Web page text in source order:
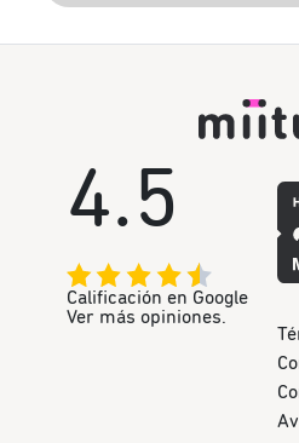
4.5
Calificación en Google
Ver más opiniones.